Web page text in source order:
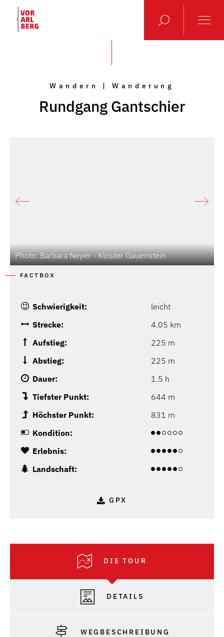
Wandern | Wanderung
Rundgang Gantschier
Photo: Barbara Neyer - Kloster Gauenstein
FACTBOX
Schwierigkeit:
leicht
Strecke:
4.05 km
Aufstieg:
225 m
Abstieg:
225 m
Dauer:
1.5 h
Tiefster Punkt:
644 m
Höchster Punkt:
831 m
Kondition:
Erlebnis:
Landschaft:
GPX
DIE TOUR
DETAILS
WEGBESCHREIBUNG